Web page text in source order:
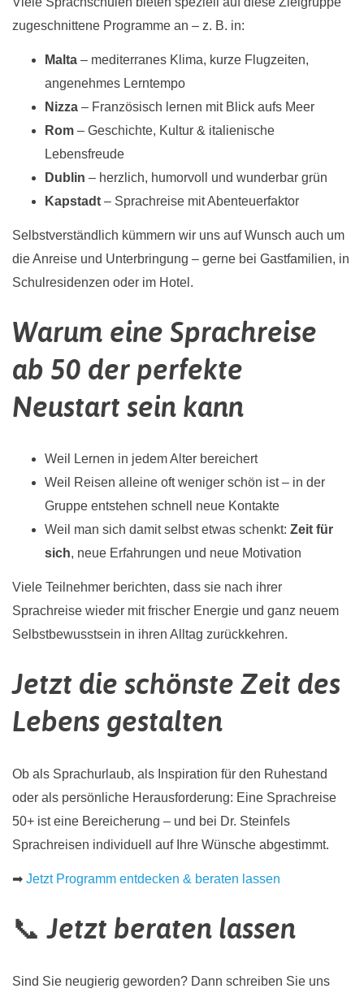
zugeschnittene Programme an – z. B. in:
Malta – mediterranes Klima, kurze Flugzeiten,
angenehmes Lerntempo
Nizza – Französisch lernen mit Blick aufs Meer
Rom – Geschichte, Kultur & italienische
Lebensfreude
Dublin – herzlich, humorvoll und wunderbar grün
Kapstadt – Sprachreise mit Abenteuerfaktor
Selbstverständlich kümmern wir uns auf Wunsch auch um
die Anreise und Unterbringung – gerne bei Gastfamilien, in
Schulresidenzen oder im Hotel.
Warum eine Sprachreise
ab 50 der perfekte
Neustart sein kann
Weil Lernen in jedem Alter bereichert
Weil Reisen alleine oft weniger schön ist – in der
Gruppe entstehen schnell neue Kontakte
Weil man sich damit selbst etwas schenkt: Zeit für
sich, neue Erfahrungen und neue Motivation
Viele Teilnehmer berichten, dass sie nach ihrer
Sprachreise wieder mit frischer Energie und ganz neuem
Selbstbewusstsein in ihren Alltag zurückkehren.
Jetzt die schönste Zeit des
Lebens gestalten
Ob als Sprachurlaub, als Inspiration für den Ruhestand
oder als persönliche Herausforderung: Eine Sprachreise
50+ ist eine Bereicherung – und bei Dr. Steinfels
Sprachreisen individuell auf Ihre Wünsche abgestimmt.
➡ Jetzt Programm entdecken & beraten lassen
📞 Jetzt beraten lassen
Sind Sie neugierig geworden? Dann schreiben Sie uns